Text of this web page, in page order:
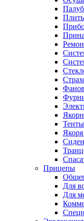
Тенты
Прицепы
Для
Для